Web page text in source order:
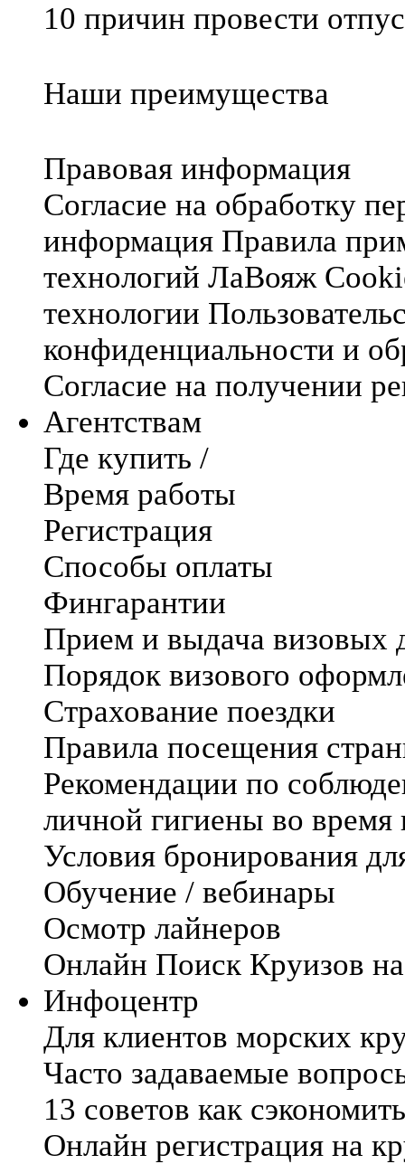
10 причин провести
Наши преимущества
Правовая информация
Согласие на обработку
информация Правила
технологий ЛаВояж
технологии
конфиденциальности и
Согласие на получении
Агентствам
Где купить /
Время работы
Регистрация
Способы оплаты
Фингарантии
Прием и выдача визовых
Порядок визового
Страхование поездки
Правила посещения
Рекомендации по
личной гигиены во время
Условия бронирования
Обучение / вебинары
Осмотр лайнеров
Онлайн Поиск Круизов
Инфоцентр
Для клиентов морских
Часто задаваемые
13 советов как
Онлайн регистрация на